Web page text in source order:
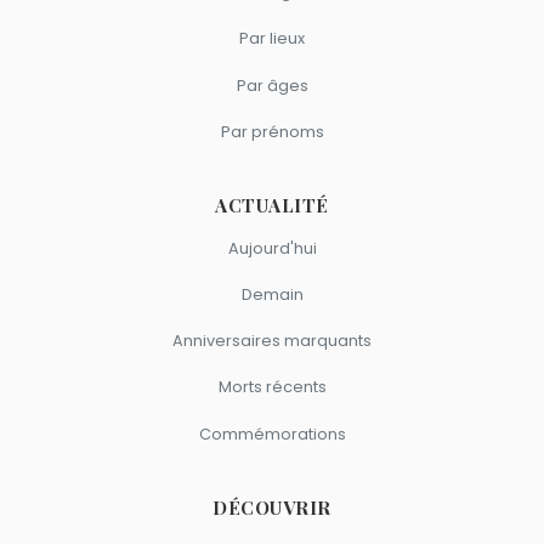
Par lieux
Par âges
Par prénoms
ACTUALITÉ
Aujourd'hui
Demain
Anniversaires marquants
Morts récents
Commémorations
DÉCOUVRIR